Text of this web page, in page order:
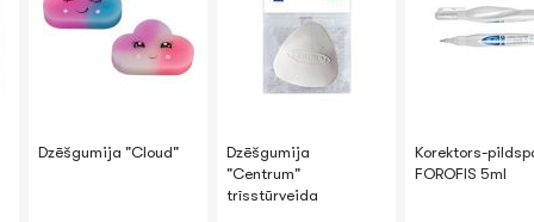
Dzēšgumija "Cloud"
Dzēšgumija
"Centrum"
trīsstūrveida
Korektors-
FOROFIS 5ml